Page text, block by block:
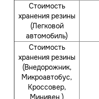
Стоимость
хранения резины
(Легковой
автомобиль)
Стоимость
хранения резины
(Внедорожник,
Микроавтобус,
Кроссовер,